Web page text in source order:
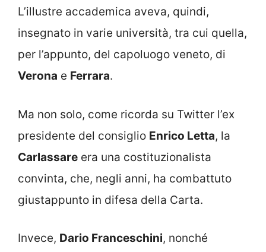
L’illustre accademica aveva, quindi,
insegnato in varie università, tra cui quella,
per l’appunto, del capoluogo veneto, di
Verona e Ferrara.
Ma non solo, come ricorda su Twitter l’ex
presidente del consiglio Enrico Letta, la
Carlassare era una costituzionalista
convinta, che, negli anni, ha combattuto
giustappunto in difesa della Carta.
Invece, Dario Franceschini, nonché